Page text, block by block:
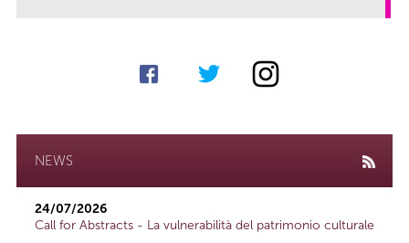
NEWS
24/07/2026
Call for Abstracts - La vulnerabilità del patrimonio culturale